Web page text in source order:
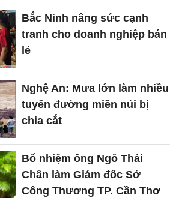
Bắc Ninh nâng sức cạnh
tranh cho doanh nghiệp bán
lẻ
Nghệ An: Mưa lớn làm nhiều
tuyến đường miền núi bị
chia cắt
Bổ nhiệm ông Ngô Thái
Chân làm Giám đốc Sở
Công Thương TP. Cần Thơ